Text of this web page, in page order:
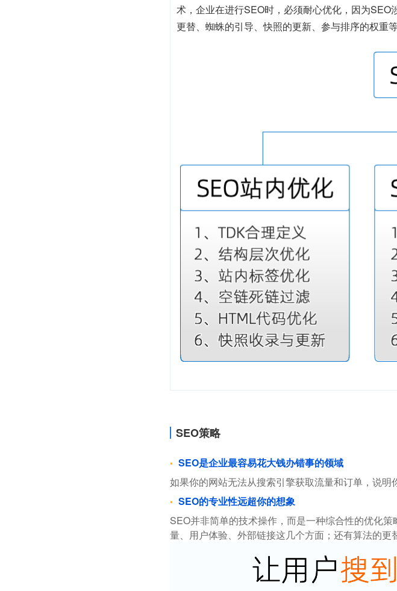
术，企业在进行SEO时，必须耐心优化，因为
更替、蜘蛛的引导、快照的更新、参与排序的权重等
SEO策略
SEO是企业最容易花大钱办错事的领域
如果你的网站无法从搜索引擎获取流量和订单，说明
SEO的专业性远超你的想象
SEO并非简单的技术操作，而是一种综合性的优化
量、用户体验、外部链接这几个方面；还有算法的更